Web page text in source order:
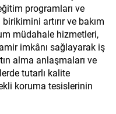
programları ve
artırır ve bakım
müdahale hizmetleri,
imkânı sağlayarak iş
alma anlaşmaları ve
tutarlı kalite
koruma tesislerinin